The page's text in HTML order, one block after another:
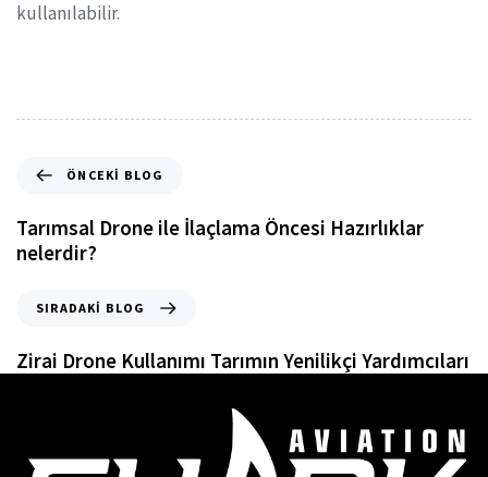
kullanılabilir.
ÖNCEKI BLOG
Tarımsal Drone ile İlaçlama Öncesi Hazırlıklar
nelerdir?
SIRADAKI BLOG
Zirai Drone Kullanımı Tarımın Yenilikçi Yardımcıları